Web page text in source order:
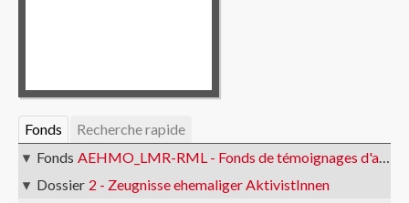
Fonds
Recherche rapide
Fonds AEHMO_LMR-RML - Fonds de témoignages d'anciennes et anciens militants
Dossier 2 - Zeugnisse ehemaliger AktivistInnen